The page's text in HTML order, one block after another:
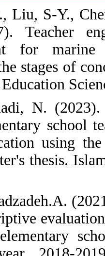
17. Li, H-S.,
C-C. (2017).
development
implied by the
Research in
18.
Urmia
virtual
model.
19.
use of
and smart